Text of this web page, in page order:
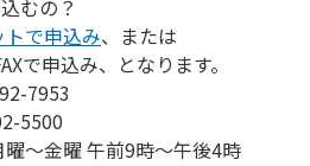
むの？
で申込み、または
で申込み、となります。
7953
5500
曜～金曜 午前9時～午後4時